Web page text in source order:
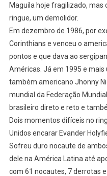
Maguila hoje fragilizado, mas
ringue, um demolidor.
Em dezembro de 1986, por
Corinthians e venceu o
pontos e que dava ao
Américas. Já em 1995 e mais
também americano Jhonny
mundial da Federação
brasileiro direto e reto e
Dois momentos difíceis no
Unidos encarar Evander
Sofreu duro nocaute de
dele na América Latina até
com 61 nocautes, 7 derrotas